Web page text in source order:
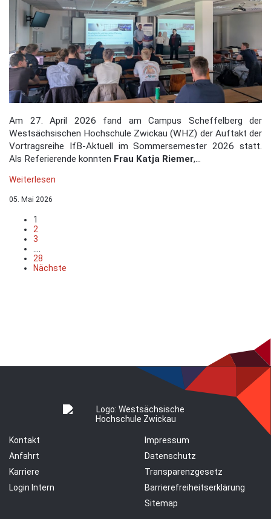
Am 27. April 2026 fand am Campus Scheffelberg der
Westsächsischen Hochschule Zwickau (WHZ) der Auftakt der
Vortragsreihe IfB-Aktuell im Sommersemester 2026 statt.
Als Referierende konnten Frau Katja Riemer,...
Weiterlesen
05. Mai 2026
1
2
3
28
Nächste
Kontakt
Anfahrt
Karriere
Login Intern
Impressum
Datenschutz
Transparenzgesetz
Barrierefreiheitserklärung
Sitemap